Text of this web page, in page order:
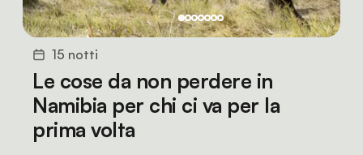
15 notti
Le cose da non perdere in
Namibia per chi ci va per la
prima volta